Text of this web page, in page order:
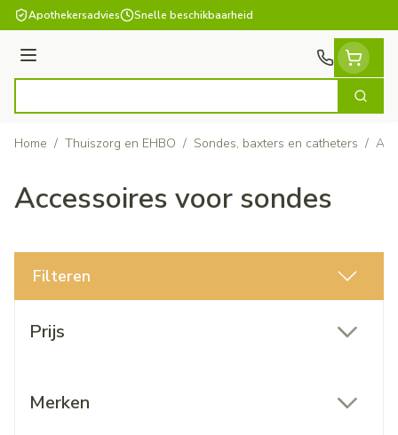
Ga naar de inhoud
Apothekersadvies Snelle beschikbaarheid
Menu
Zoek
Home / Thuiszorg en EHBO / Sondes, baxters en catheters /
Accessoires voor sondes
Filteren
Prijs
Merken